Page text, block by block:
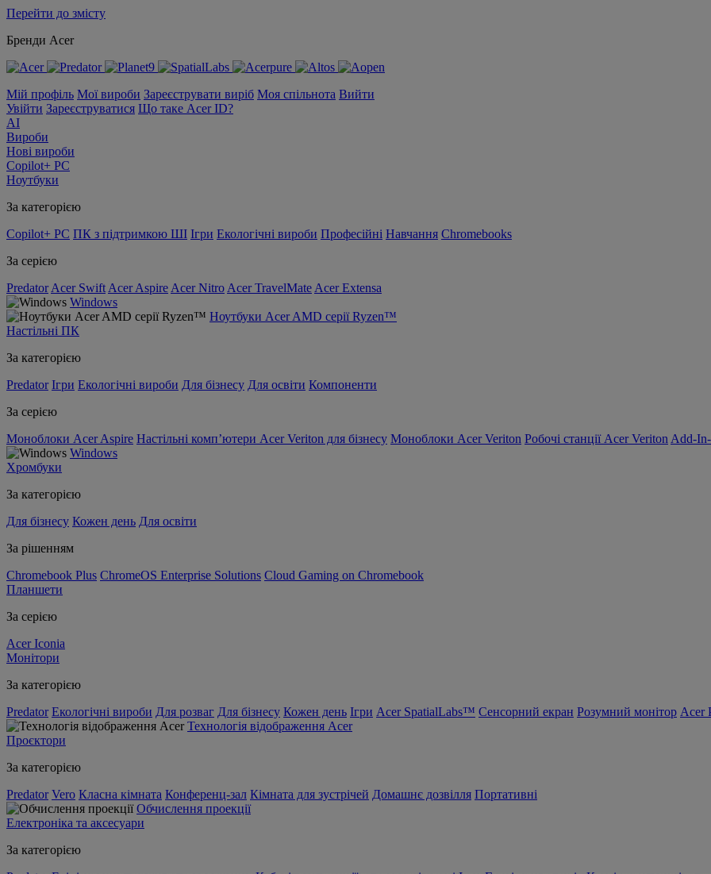
Перейти до змісту
Бренди Acer
Мій профіль Мої вироби Зареєструвати виріб Моя спільнота Вийти
Увійти Зареєструватися Що таке Acer ID?
AI
Вироби
Нові вироби
Copilot+ PC
Ноутбуки
За категорією
Copilot+ PC ПК з підтримкою ШІ Ігри Екологічні вироби Професійні Навчання Chromebooks
За серією
Predator Acer Swift Acer Aspire Acer Nitro Acer TravelMate Acer Extensa
Windows
Ноутбуки Acer AMD серії Ryzen™
Настільні ПК
За категорією
Predator Ігри Екологічні вироби Для бізнесу Для освіти Компоненти
За серією
Моноблоки Acer Aspire Настільні комп’ютери Acer Veriton для бізнесу Моноблоки Acer Veriton Робочі станції Acer Veriton Add-
Windows
Хромбуки
За категорією
Для бізнесу Кожен день Для освіти
За рішенням
Chromebook Plus ChromeOS Enterprise Solutions Cloud Gaming on Chromebook
Планшети
За серією
Acer Iconia
Монітори
За категорією
Predator Екологічні вироби Для розваг Для бізнесу Кожен день Ігри Acer SpatialLabs™ Сенсорний екран Розумний монітор Acer
Технологія відображення Acer
Проєктори
За категорією
Predator Vero Класна кімната Конференц-зал Кімната для зустрічей Домашнє дозвілля Портативні
Обчислення проекції
Електроніка та аксесуари
За категорією